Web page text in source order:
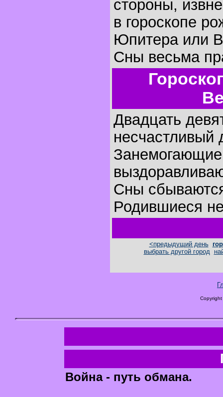
стороны,
в гороскопе
Юпитера или
Сны весьма
Двадцать
несчастливый
Сны
Родившиеся
<предыдущий день
выбрать другой город
Война - путь обмана.